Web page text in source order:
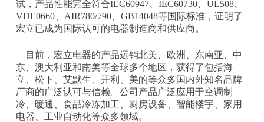
试，产品性能完全符合IEC60947、IEC60730、UL508、
VDE0660、AIR780/790、GB14048等国际标准，证明了
宏立已成为国际认可的电器制造商和供应商。
目前，宏立电器的产品远销北美、欧洲、东南亚、中
东、澳大利亚和南美等全球多个地区，获得了包括海
立、松下、艾默生、开利、美的等众多国内外知名品牌
厂商的广泛认可与信赖。公司产品广泛应用于空调制
冷、暖通、食品冷冻加工、厨房设备、智能楼宇、家用
电器、工业自动化等众多领域。